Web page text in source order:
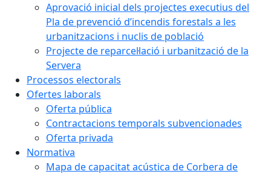
Aprovació inicial dels projectes executius del
Pla de prevenció d’incendis forestals a les
urbanitzacions i nuclis de població
Projecte de reparcel·lació i urbanització de la
Servera
Processos electorals
Ofertes laborals
Oferta pública
Contractacions temporals subvencionades
Oferta privada
Normativa
Mapa de capacitat acústica de Corbera de